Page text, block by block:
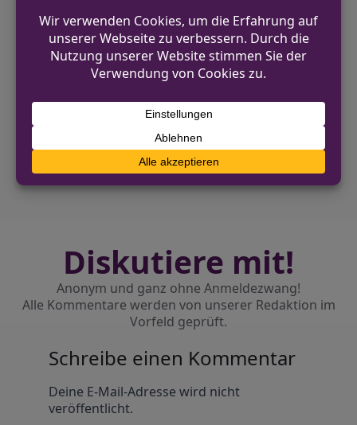
VORHERIGER BEITRAG
Unbekannte Autofahrerin kollidiert mit E-
Scooter-Fahrerin und flüchtet
NÄCHSTER BEITRAG
Falscher Handwerker täuscht Arbeitseinsatz
vor
Diskutiere mit!
Anonym und ganz ohne Anmeldezwang!
Alle Kommentare werden von unserer Redaktion im
Vorfeld geprüft.
Schreibe einen Kommentar
Deine E-Mail-Adresse wird nicht
veröffentlicht.